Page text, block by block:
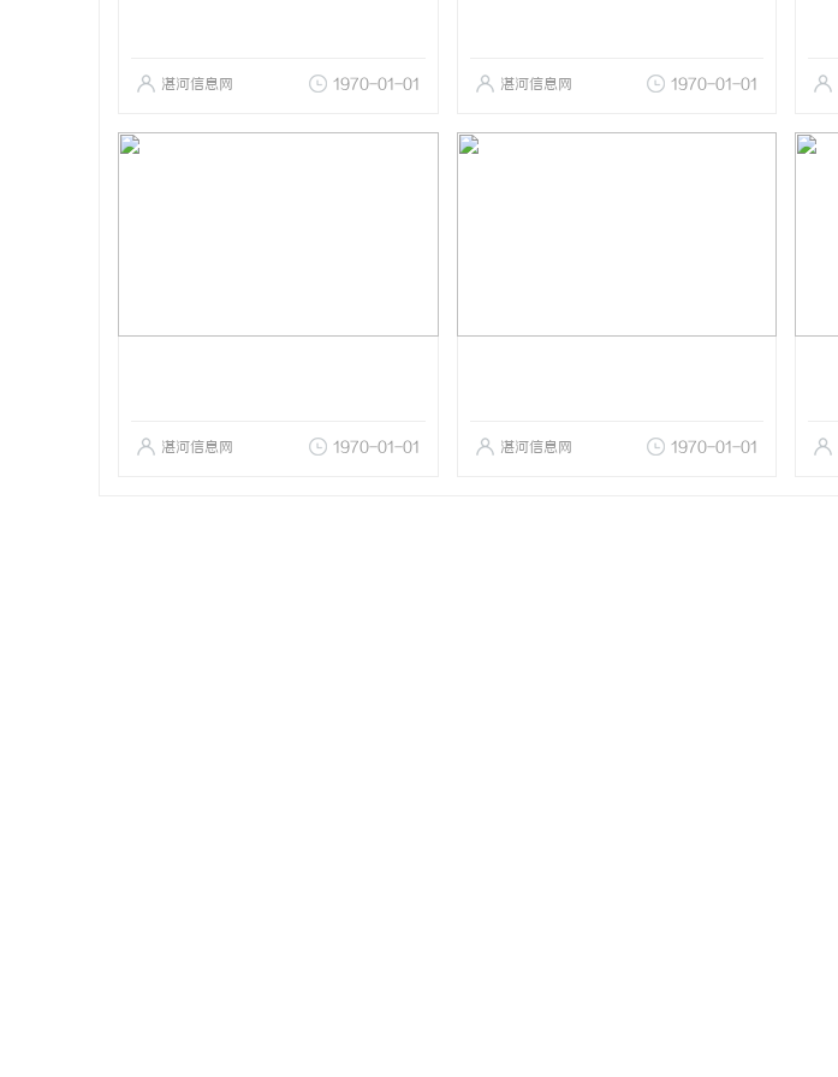
湛河信息网 1970-01-01 湛河信息网 1970-01-01
湛河信息网 1970-01-01 湛河信息网 1970-01-01